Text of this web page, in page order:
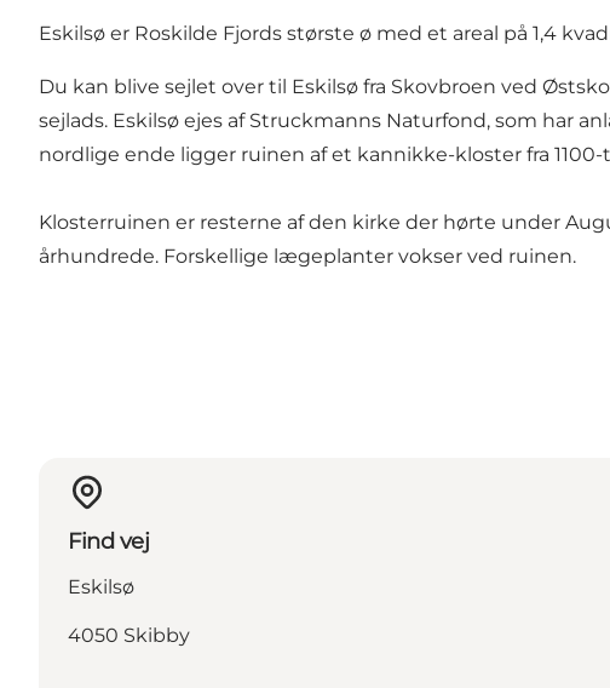
Eskilsø er Roskilde Fjords største ø med et areal på 1,4
Du kan blive sejlet over til Eskilsø fra Skovbroen ved
sejlads. Eskilsø ejes af Struckmanns Naturfond, som har
nordlige ende ligger ruinen af et kannikke-kloster fra
Klosterruinen er resterne af den kirke der hørte under
århundrede. Forskellige lægeplanter vokser ved ruinen.
Find vej
Eskilsø
4050 Skibby